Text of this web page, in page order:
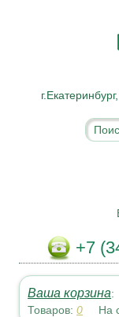
+7
Ваша корзина:
Товаров:0 На